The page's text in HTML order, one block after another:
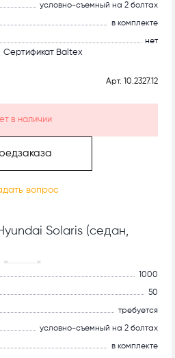
условно-съемный на 2 болтах
в комплекте
нет
Сертификат Baltex
Арт. 10.2327.12
в наличии
вопрос
Solaris (седан,
1000
50
требуется
условно-съемный на 2 болтах
в комплекте